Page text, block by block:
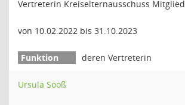
Vertreterin Kreiselternausschuss Mitglied
von 10.02.2022 bis 31.10.2023
deren Vertreterin
Ursula Sooß